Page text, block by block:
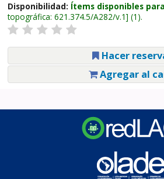
Disponibilidad: Ítems disponibles
topográfica: 621.374.5/A282/v.1 (1).
Hacer
Agregar al